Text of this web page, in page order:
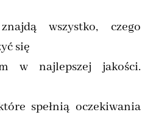
wszystko, czego
się
w najlepszej jakości.
spełnią oczekiwania